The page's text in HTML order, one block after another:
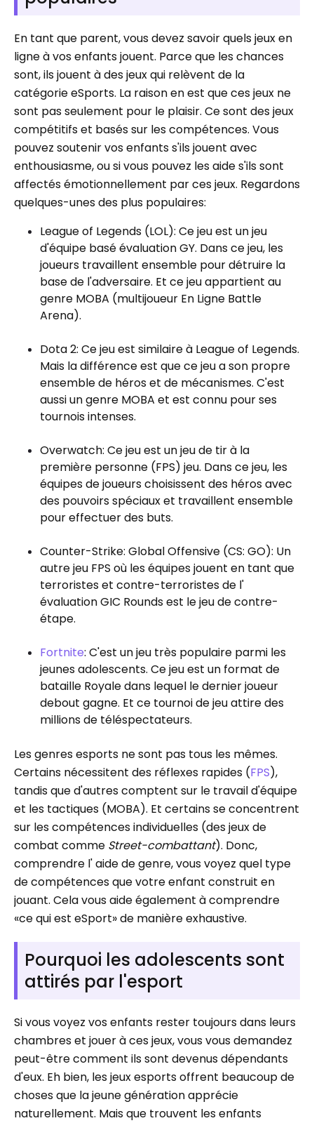
En tant que parent, vous devez savoir quels jeux en
ligne à vos enfants jouent. Parce que les chances
sont, ils jouent à des jeux qui relèvent de la
catégorie eSports. La raison en est que ces jeux ne
sont pas seulement pour le plaisir. Ce sont des jeux
compétitifs et basés sur les compétences. Vous
pouvez soutenir vos enfants s'ils jouent avec
enthousiasme, ou si vous pouvez les aide s'ils sont
affectés émotionnellement par ces jeux. Regardons
quelques-unes des plus populaires:
League of Legends (LOL): Ce jeu est un jeu
d'équipe basé évaluation GY. Dans ce jeu, les
joueurs travaillent ensemble pour détruire la
base de l'adversaire. Et ce jeu appartient au
genre MOBA (multijoueur En Ligne Battle
Arena).
Dota 2: Ce jeu est similaire à League of Legends.
Mais la différence est que ce jeu a son propre
ensemble de héros et de mécanismes. C'est
aussi un genre MOBA et est connu pour ses
tournois intenses.
Overwatch: Ce jeu est un jeu de tir à la
première personne (FPS) jeu. Dans ce jeu, les
équipes de joueurs choisissent des héros avec
des pouvoirs spéciaux et travaillent ensemble
pour effectuer des buts.
Counter-Strike: Global Offensive (CS: GO): Un
autre jeu FPS où les équipes jouent en tant que
terroristes et contre-terroristes de l'
évaluation GIC Rounds est le jeu de contre-
étape.
Fortnite: C'est un jeu très populaire parmi les
jeunes adolescents. Ce jeu est un format de
bataille Royale dans lequel le dernier joueur
debout gagne. Et ce tournoi de jeu attire des
millions de téléspectateurs.
Les genres esports ne sont pas tous les mêmes.
Certains nécessitent des réflexes rapides (FPS),
tandis que d'autres comptent sur le travail d'équipe
et les tactiques (MOBA). Et certains se concentrent
sur les compétences individuelles (des jeux de
combat comme Street-combattant). Donc,
comprendre l' aide de genre, vous voyez quel type
de compétences que votre enfant construit en
jouant. Cela vous aide également à comprendre
«ce qui est eSport» de manière exhaustive.
Pourquoi les adolescents sont
attirés par l'esport
Si vous voyez vos enfants rester toujours dans leurs
chambres et jouer à ces jeux, vous vous demandez
peut-être comment ils sont devenus dépendants
d'eux. Eh bien, les jeux esports offrent beaucoup de
choses que la jeune génération apprécie
naturellement. Mais que trouvent les enfants